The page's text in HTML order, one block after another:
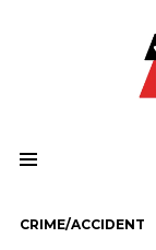
CRIME/ACCIDENT